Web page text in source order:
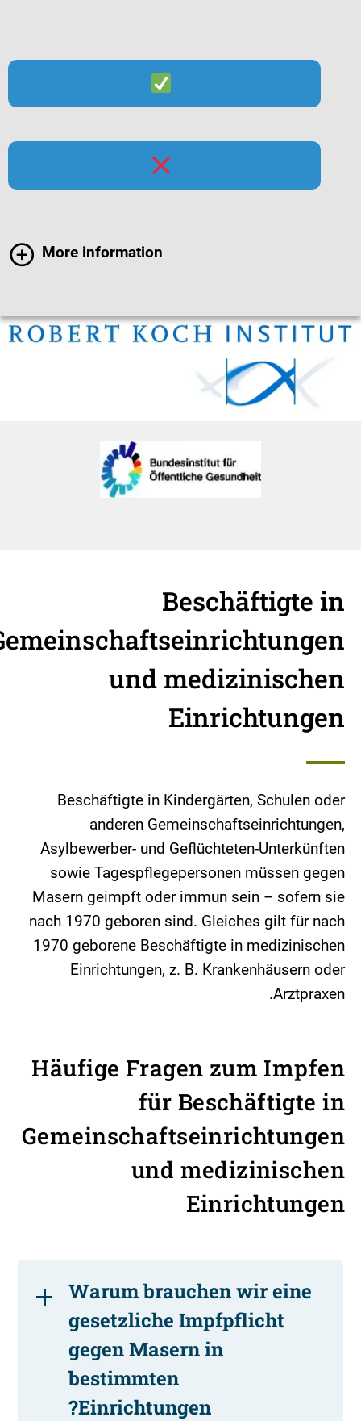
More information
Menü
Beschäftigte in
und medizinischen
Einrichtungen
Beschäftigte in Kindergärten, Schulen oder
anderen Gemeinschaftseinrichtungen,
Asylbewerber- und Geflüchteten-Unterkünften
sowie Tagespflegepersonen müssen gegen
Masern geimpft oder immun sein – sofern sie
nach 1970 geboren sind. Gleiches gilt für nach
1970 geborene Beschäftigte in medizinischen
Einrichtungen, z. B. Krankenhäusern oder
Arztpraxen.
Häufige Fragen zum Impfen
für Beschäftigte in
Gemeinschaftseinrichtungen
und medizinischen
Einrichtungen
Warum brauchen wir eine
gesetzliche Impfpflicht
gegen Masern in
bestimmten
Einrichtungen?